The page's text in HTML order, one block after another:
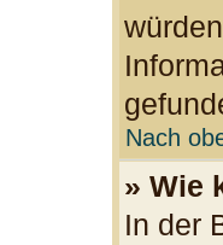
Nach
» Wie
In der